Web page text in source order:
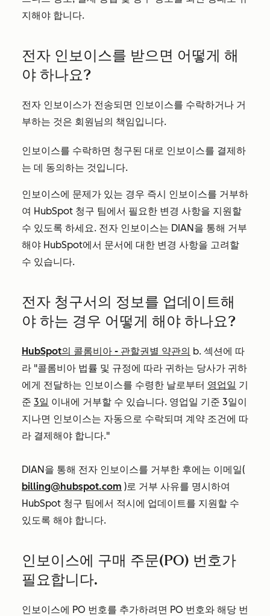
지해야 합니다.
전자 인보이스를 받으면 어떻게 해
야 하나요?
전자 인보이스가 전송되면 인보이스를 수락하거나 거
부하는 것은 회원님의 책임입니다.
인보이스를 수락하면 청구된 대로 인보이스를 결제하
는 데 동의하는 것입니다.
인보이스에 문제가 있는 경우 즉시 인보이스를 거부하
여 HubSpot 청구 팀에서 필요한 변경 사항을 지원할
수 있도록 하세요. 전자 인보이스는 DIAN을 통해 거부
해야 HubSpot에서 문서에 대한 변경 사항을 고려할
수 있습니다.
전자 청구서의 정보를 업데이트해
야 하는 경우 어떻게 해야 하나요?
HubSpot의 콜롬비아 - 관할권별 약관의 b. 섹션에 따
라 "콜롬비아 법률 및 규정에 따라 귀하는 당사가 귀하
에게 전달하는 인보이스를 수령한 날로부터 영업일 기
준 3일 이내에 거부할 수 있습니다. 영업일 기준 3일이
지나면 인보이스는 자동으로 수락되며 계약 조건에 따
라 결제해야 합니다."
DIAN을 통해 전자 인보이스를 거부한 후에는 이메일(
billing@hubspot.com )로 거부 사유를 명시하여
HubSpot 청구 팀에서 적시에 업데이트를 지원할 수
있도록 해야 합니다.
인보이스에 구매 주문(PO) 번호가
필요합니다.
인보이스에 PO 번호를 추가하려면 PO 번호와 해당 번